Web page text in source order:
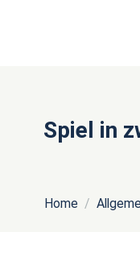
Spiel in
Home